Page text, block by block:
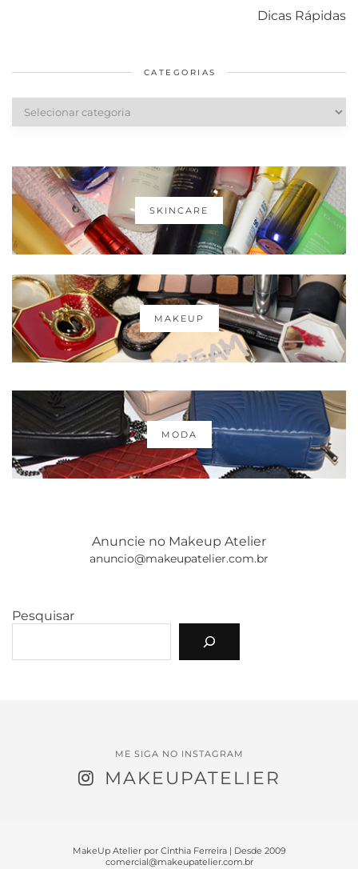
Dicas Rápidas
diários
cabelos
CATEGORIAS
Categorias
SKINCARE
MAKEUP
MODA
Anuncie no Makeup Atelier
anuncio@makeupatelier.com.br
Pesquisar
ME SIGA NO INSTAGRAM
MAKEUPATELIER
MakeUp Atelier por Cinthia Ferreira | Desde 2009
comercial@makeupatelier.com.br